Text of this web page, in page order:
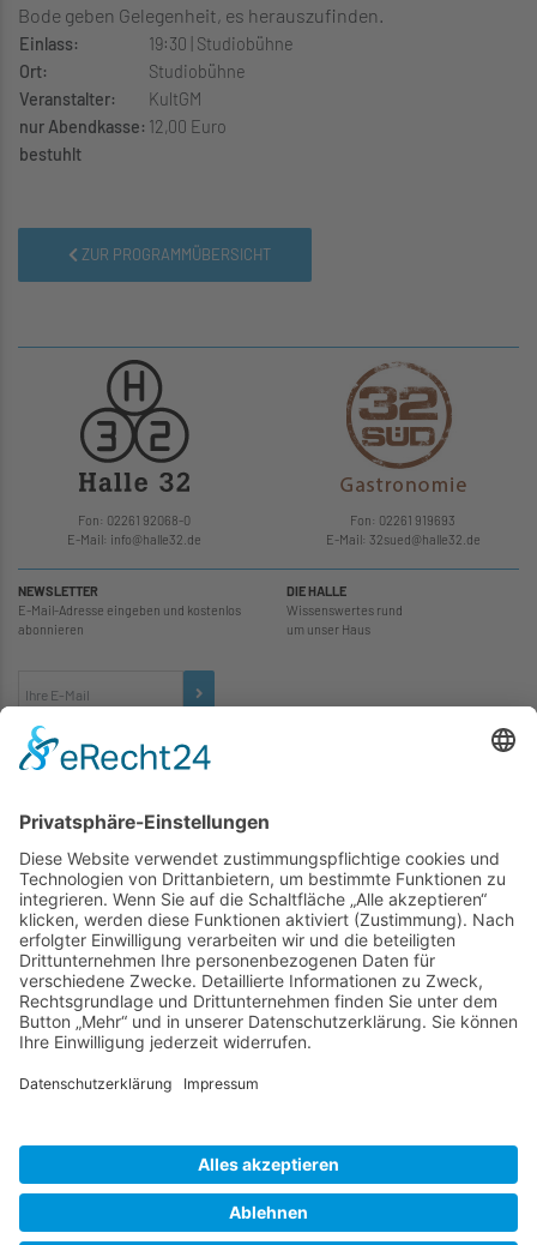
Bode geben Gelegenheit, es herauszufinden.
Einlass:
19:30 | Studiobühne
Ort:
Studiobühne
Veranstalter:
KultGM
nur Abendkasse: 12,00 Euro
bestuhlt
ZUR PROGRAMMÜBERSICHT
Fon: 02261 92068-0
E-Mail: info@halle32.de
Fon: 02261 919693
E-Mail: 32sued@halle32.de
NEWSLETTER
E-Mail-Adresse eingeben und kostenlos
abonnieren
DIE HALLE
Wissenswertes rund
um unser Haus
SOCIAL MEDIA
Besuchen Sie uns auch hier: